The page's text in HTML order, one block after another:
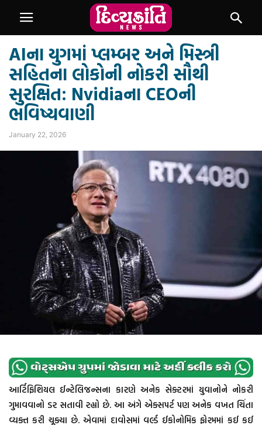
AIના યુગમાં પ્લમ્બર અને મિસ્ત્રી
સહિતના લોકોની નોકરી સૌથી
સુરક્ષિત: Nvidiaના CEOની
ભવિષ્યવાણી
January 22, 2026
આર્ટિફિશિયલ ઈન્ટેલિજન્સના કારણે અનેક સેક્ટરમાં યુવાનોને નોકરી
ગુમાવવાનો ડર સતાવી રહ્યો છે. આ અંગે એક્સપર્ટ પણ અનેક વખત ચિંતા
વ્યક્ત કરી ચૂક્યા છે. એવામાં દાવોસમાં વર્લ્ડ ઈકોનોમિક ફોરમમાં કઈ કઈ